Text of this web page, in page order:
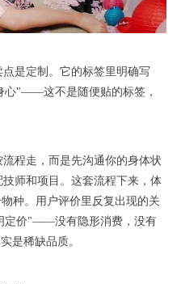
是定制。它的标签里明确写
心"——这不是随便贴的标签，
程走，而是先沟通你的身体状
师和项目。这套流程下来，体
种。用户评价里反复出现的关
定价"——没有隐形消费，没有
是稀缺品质。